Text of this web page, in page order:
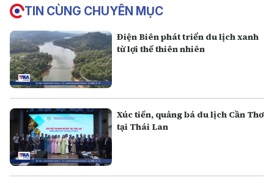
TIN CÙNG CHUYÊN MỤC
Điện Biên phát triển du lịch xanh
từ lợi thế thiên nhiên
Xúc tiến, quảng bá du lịch Cần Thơ
tại Thái Lan